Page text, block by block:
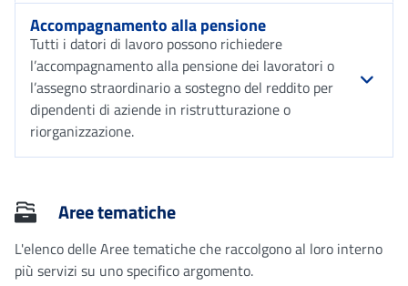
Accompagnamento alla pensione
Tutti i datori di lavoro possono richiedere
l’accompagnamento alla pensione dei lavoratori o
l’assegno straordinario a sostegno del reddito per
dipendenti di aziende in ristrutturazione o
riorganizzazione.
Aree tematiche
L'elenco delle Aree tematiche che raccolgono al loro interno
più servizi su uno specifico argomento.